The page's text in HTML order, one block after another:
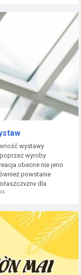
wystawy
wyroby
obecne nie jeno
powstanie
dla
Do